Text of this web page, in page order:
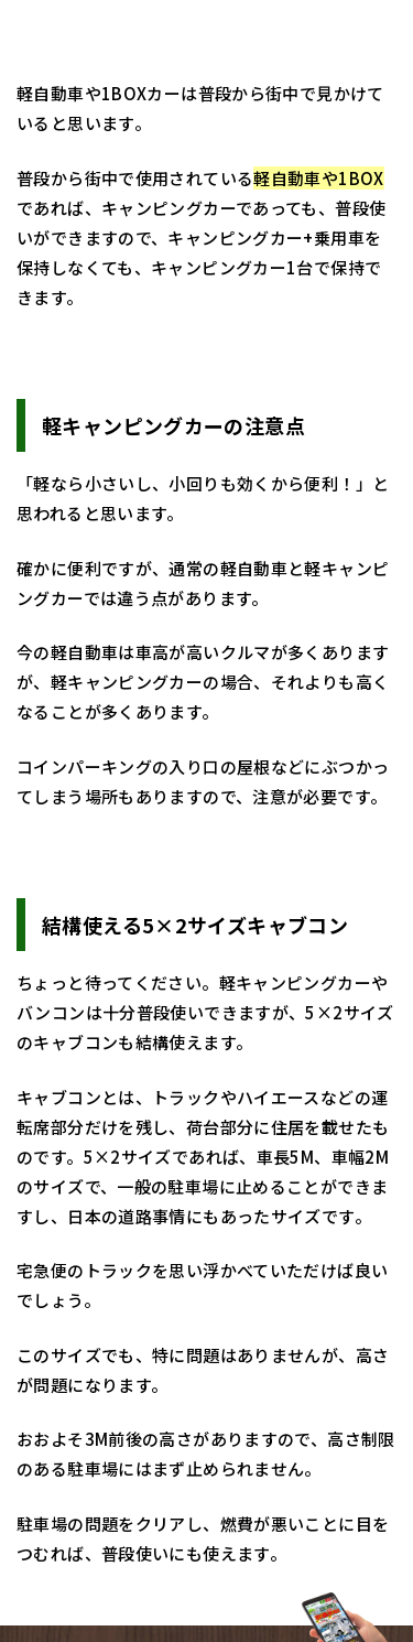
軽自動車や1BOXカーは普段から街中で見かけて
いると思います。
普段から街中で使用されている軽自動車や1BOX
であれば、キャンピングカーであっても、普段使
いができますので、キャンピングカー+乗用車を
保持しなくても、キャンピングカー1台で保持で
きます。
軽キャンピングカーの注意点
「軽なら小さいし、小回りも効くから便利！」と
思われると思います。
確かに便利ですが、通常の軽自動車と軽キャンピ
ングカーでは違う点があります。
今の軽自動車は車高が高いクルマが多くあります
が、軽キャンピングカーの場合、それよりも高く
なることが多くあります。
コインパーキングの入り口の屋根などにぶつかっ
てしまう場所もありますので、注意が必要です。
結構使える5×2サイズキャブコン
ちょっと待ってください。軽キャンピングカーや
バンコンは十分普段使いできますが、5×2サイズ
のキャブコンも結構使えます。
キャブコンとは、トラックやハイエースなどの運
転席部分だけを残し、荷台部分に住居を載せたも
のです。5×2サイズであれば、車長5M、車幅2M
のサイズで、一般の駐車場に止めることができま
すし、日本の道路事情にもあったサイズです。
宅急便のトラックを思い浮かべていただけば良い
でしょう。
このサイズでも、特に問題はありませんが、高さ
が問題になります。
おおよそ3M前後の高さがありますので、高さ制限
のある駐車場にはまず止められません。
駐車場の問題をクリアし、燃費が悪いことに目を
つむれば、普段使いにも使えます。